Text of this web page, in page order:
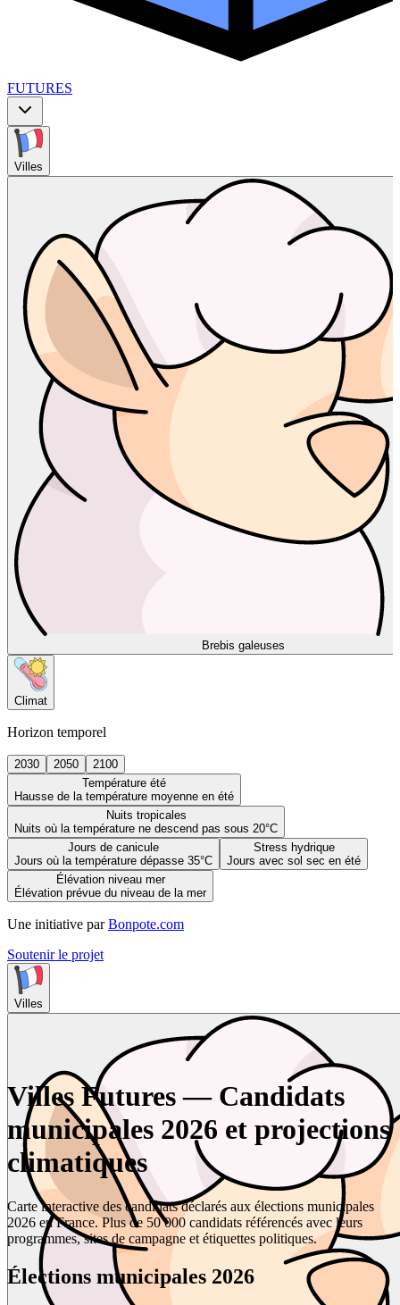
FUTURES
Villes
Brebis galeuses
Climat
Horizon temporel
2030 2050
2100
Température été
Hausse de la température moyenne en été
Nuits tropicales
Nuits où la température ne descend pas sous 20°C
Jours de canicule
Jours où la température dépasse 35°C
Stress hydrique
Jours avec sol sec en été
Élévation niveau mer
Élévation prévue du niveau de la mer
Une initiative par Bonpote.com
Soutenir le projet
Villes
Villes Futures — Candidats
municipales 2026 et projections
climatiques
Carte interactive des candidats déclarés aux élections municipales
2026 en France. Plus de 50 000 candidats référencés avec leurs
programmes, sites de campagne et étiquettes politiques.
Élections municipales 2026